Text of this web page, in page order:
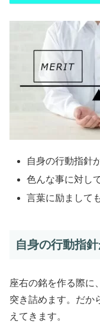
自身の行動指針
色んな事に対し
言葉に励まして
自身の行動指針
座右の銘を作る際に、
突き詰めます。だか
えてきます。